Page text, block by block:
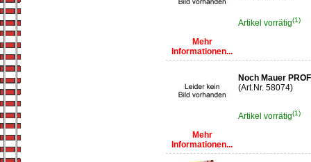
Mehr
Informationen...
Artikel vorrätig(1)
Mehr
Informationen...
Noch Mauer
(Art.Nr. 58074)
Artikel vorrätig(1)